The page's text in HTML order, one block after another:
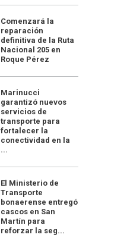
Comenzará la
reparación
definitiva de la Ruta
Nacional 205 en
Roque Pérez
Marinucci
garantizó nuevos
servicios de
transporte para
fortalecer la
conectividad en la
...
El Ministerio de
Transporte
bonaerense entregó
cascos en San
Martín para
reforzar la seg...